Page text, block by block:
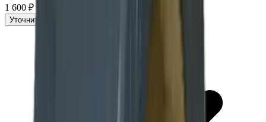
1 600 ₽
Уточнить сроки